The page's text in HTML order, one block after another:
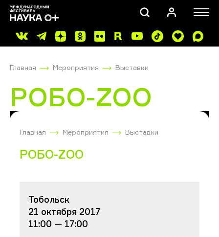
ПОИСК
Главная Мероприятия Выставки
РОБО-ZOO
Главная Мероприятия Выставки
РОБО-ZOO
Тобольск
21 октября 2017
11:00 — 17:00